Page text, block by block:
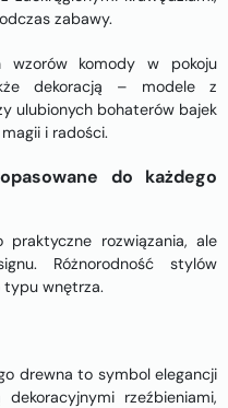
zabawy.
wzorów komody w pokoju
dekoracją – modele z
ulubionych bohaterów bajek
i radości.
do każdego
rozwiązania, ale
Różnorodność stylów
typu wnętrza.
drewna to symbol elegancji
rzeźbieniami,